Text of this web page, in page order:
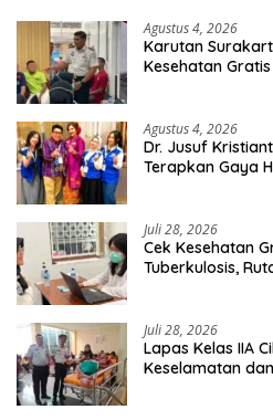
Agustus 4, 2026
Karutan
Kesehatan
Agustus 4, 2026
Dr. Jusuf
Terapkan Gaya
Juli 28, 2026
Cek Kesehatan
Tuberkulosis,
Juli 28, 2026
Lapas Kelas IIA
Keselamatan